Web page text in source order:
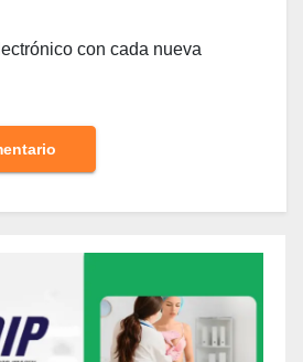
con cada nueva